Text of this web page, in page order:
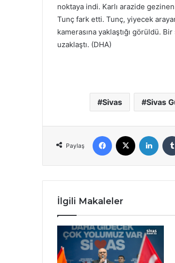
noktaya indi. Karlı arazide
Tunç fark etti. Tunç, yiyecek
kamerasına yaklaştığı görüldü.
uzaklaştı. (DHA)
Sivas Sivas
Paylaş
Facebook
İlgili Makaleler